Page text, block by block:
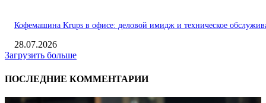
Кофемашина Krups в офисе: деловой имидж и техническое
28.07.2026
Загрузить больше
ПОСЛЕДНИЕ КОММЕНТАРИИ